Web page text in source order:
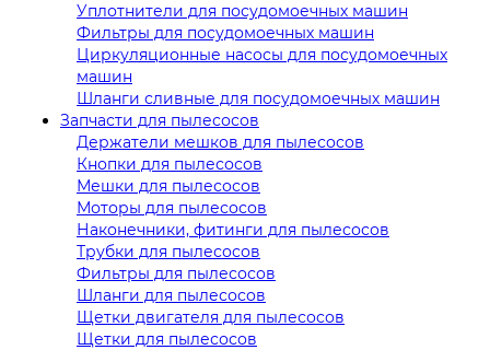
Уплотнители для посудомоечных машин
Фильтры для посудомоечных машин
Циркуляционные насосы для посудомоечных
машин
Шланги сливные для посудомоечных машин
Запчасти для пылесосов
Держатели мешков для пылесосов
Кнопки для пылесосов
Мешки для пылесосов
Моторы для пылесосов
Наконечники, фитинги для пылесосов
Трубки для пылесосов
Фильтры для пылесосов
Шланги для пылесосов
Щетки двигателя для пылесосов
Щетки для пылесосов